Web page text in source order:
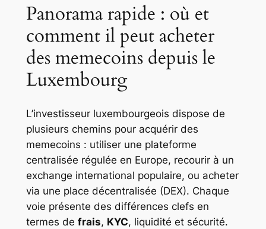
Panorama rapide : où et
comment il peut acheter
des memecoins depuis le
Luxembourg
L’investisseur luxembourgeois dispose de
plusieurs chemins pour acquérir des
memecoins : utiliser une plateforme
centralisée régulée en Europe, recourir à un
exchange international populaire, ou acheter
via une place décentralisée (DEX). Chaque
voie présente des différences clefs en
termes de frais, KYC, liquidité et sécurité.